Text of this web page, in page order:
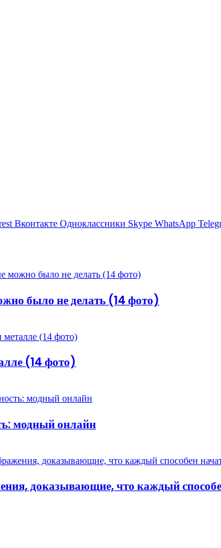
Вконтакте Одноклассники Skype WhatsApp
было не делать (14 фото)
(14 фото)
модный онлайн
доказывающие, что каждый